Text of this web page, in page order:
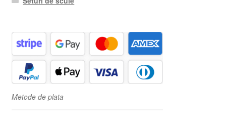
Metode de plata